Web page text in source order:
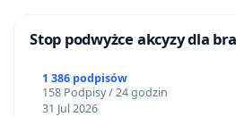
Stop podwyżce akcyzy dla
1 386 podpisów
158 Podpisy / 24 godzin
31 Jul 2026